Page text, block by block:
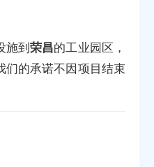
施到荣昌的工业园区，
的承诺不因项目结束